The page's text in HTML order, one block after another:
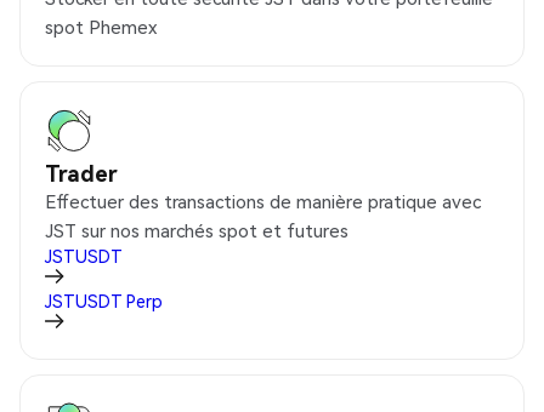
spot Phemex
Trader
Effectuer des transactions de manière pratique avec
JST sur nos marchés spot et futures
JSTUSDT
JSTUSDT Perp